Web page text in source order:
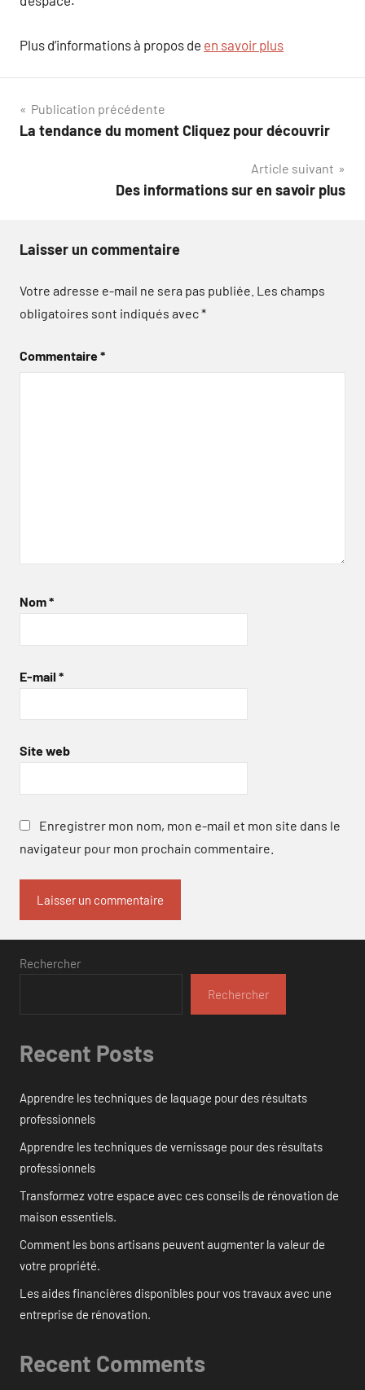
Plus d’informations à propos de en savoir plus
Navigation
de
Publication précédente
La tendance du moment Cliquez pour découvrir
Article suivant
Des informations sur en savoir plus
Laisser un commentaire
Votre adresse e-mail ne sera pas publiée. Les champs
obligatoires sont indiqués avec*
Commentaire*
Nom*
E-mail *
Site web
Enregistrer mon nom, mon e-mail et mon site dans le
navigateur pour mon prochain commentaire.
Rechercher
Rechercher
Recent Posts
Apprendre les techniques de laquage pour des résultats
professionnels
Apprendre les techniques de vernissage pour des résultats
professionnels
Transformez votre espace avec ces conseils de rénovation de
maison essentiels.
Comment les bons artisans peuvent augmenter la valeur de
votre propriété.
Les aides financières disponibles pour vos travaux avec une
entreprise de rénovation.
Recent Comments